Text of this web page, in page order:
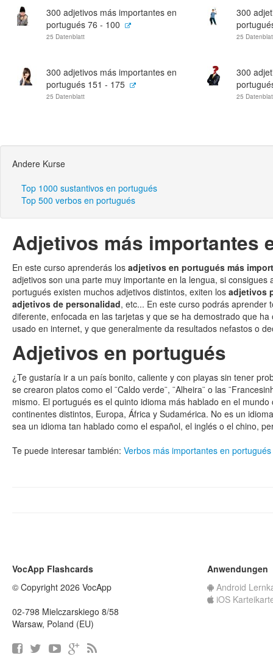
300 adjetivos más importantes en
portugués 76 - 100
25 Datenblatt
300
25
300 adjetivos más importantes en
portugués 151 - 175
25 Datenblatt
300
25
Andere Kurse
Top 1000 sustantivos en portugués
Top 500 verbos en portugués
Adjetivos más importantes
En este curso aprenderás los adjetivos en portugués más
adjetivos son una parte muy importante en la lengua, si
portugués existen muchos adjetivos distintos, exiten los adjetivos
adjetivos de personalidad, etc... En este curso podrás aprender
diferente, enfocada en las tarjetas y que se ha demostrado que
usado en internet, y que generalmente da resultados nefastos o
Adjetivos en portugués
¿Te gustaría ir a un país bonito, caliente y con playas sin tener
se crearon platos como el ¨Caldo verde¨, ¨Alheira¨ o las
mismo. El portugués es el quinto idioma más hablado en el
continentes distintos, Europa, África y Sudamérica. No es un
sea un idioma tan hablado como el español, el inglés o el chino,
Te puede interesar también: Verbos más importantes en portugués
VocApp Flashcards
© Copyright 2026 VocApp
02-798 Mielczarskiego 8/58
Warsaw, Poland (EU)
Anwendungen
Android
iOS